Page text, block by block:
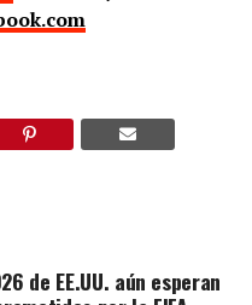
de EE.UU. aún esperan